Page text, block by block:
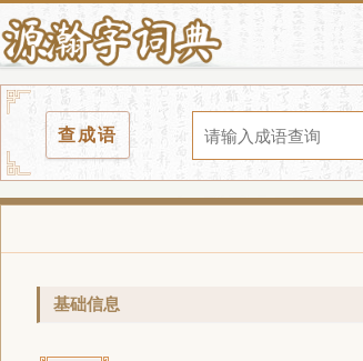
查成语
基础信息